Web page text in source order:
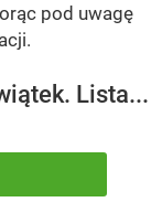
pod uwagę
Lista...